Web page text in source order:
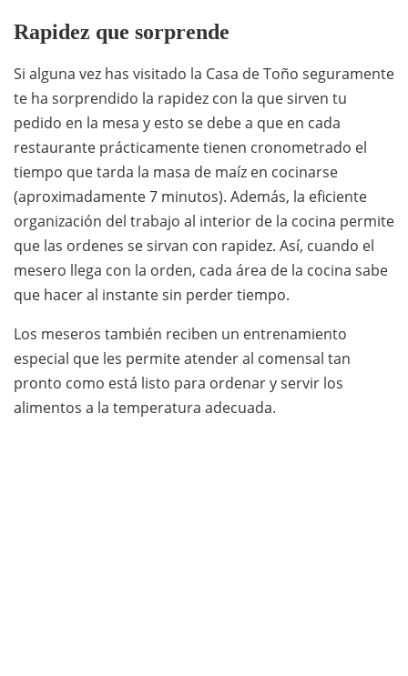
Rapidez que sorprende
Si alguna vez has visitado la Casa de Toño seguramente
te ha sorprendido la rapidez con la que sirven tu
pedido en la mesa y esto se debe a que en cada
restaurante prácticamente tienen cronometrado el
tiempo que tarda la masa de maíz en cocinarse
(aproximadamente 7 minutos). Además, la eficiente
organización del trabajo al interior de la cocina permite
que las ordenes se sirvan con rapidez. Así, cuando el
mesero llega con la orden, cada área de la cocina sabe
que hacer al instante sin perder tiempo.
Los meseros también reciben un entrenamiento
especial que les permite atender al comensal tan
pronto como está listo para ordenar y servir los
alimentos a la temperatura adecuada.